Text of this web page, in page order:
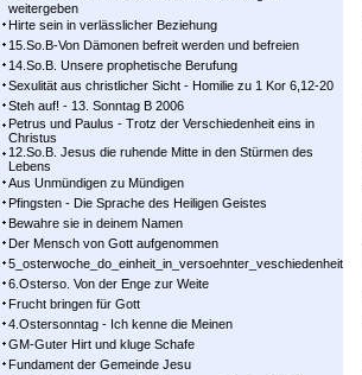
weitergeben
Hirte sein in verlässlicher Beziehung
15.So.B-Von Dämonen befreit werden und befreien
14.So.B. Unsere prophetische Berufung
Sexulität aus christlicher Sicht - Homilie zu 1 Kor 6,12-20
Steh auf! - 13. Sonntag B 2006
Petrus und Paulus - Trotz der Verschiedenheit eins in
Christus
12.So.B. Jesus die ruhende Mitte in den Stürmen des
Lebens
Aus Unmündigen zu Mündigen
Pfingsten - Die Sprache des Heiligen Geistes
Bewahre sie in deinem Namen
Der Mensch von Gott aufgenommen
5_osterwoche_do_einheit_in_versoehnter_veschiedenheit
6.Osterso. Von der Enge zur Weite
Frucht bringen für Gott
4.Ostersonntag - Ich kenne die Meinen
GM-Guter Hirt und kluge Schafe
Fundament der Gemeinde Jesu